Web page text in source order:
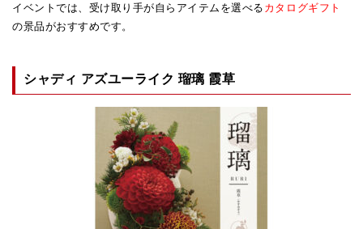
イベントでは、受け取り手が自らアイテムを選べるカタログギフト
の景品がおすすめです。
シャディ アズユーライク 瑠璃 霞草